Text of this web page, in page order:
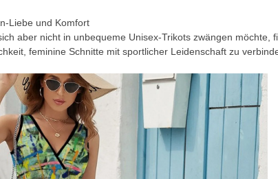
Liebe und Komfort
aber nicht in unbequeme Unisex-Trikots zwängen
feminine Schnitte mit sportlicher Leidenschaft zu